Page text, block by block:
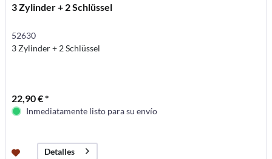
3 Zylinder + 2 Schlüssel
52630
3 Zylinder + 2 Schlüssel
22,90 € *
Inmediatamente listo para su envío
Detalles